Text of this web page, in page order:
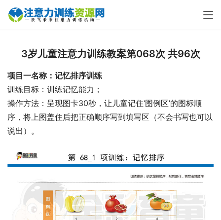
3岁儿童注意力训练教案第068次 共96次
项目一名称：记忆排序训练
训练目标：训练记忆能力；
操作方法：呈现图卡30秒，让儿童记住‘图例区’的图标顺
序，将上图盖住后把正确顺序写到填写区（不会书写也可以
说出）。